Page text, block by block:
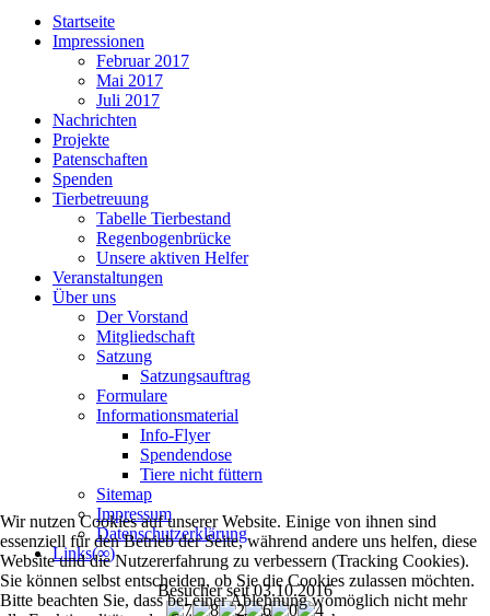
Startseite
Impressionen
Februar 2017
Mai 2017
Juli 2017
Nachrichten
Projekte
Patenschaften
Spenden
Tierbetreuung
Tabelle Tierbestand
Regenbogenbrücke
Unsere aktiven Helfer
Veranstaltungen
Über uns
Der Vorstand
Mitgliedschaft
Satzung
Satzungsauftrag
Formulare
Informationsmaterial
Info-Flyer
Spendendose
Tiere nicht füttern
Sitemap
Impressum
Datenschutzerklärung
Links(∞)
Besucher seit 03.10.2016
Wir nutzen Cookies auf unserer Website. Einige von ihnen sind
essenziell für den Betrieb der Seite, während andere uns helfen, diese
Website und die Nutzererfahrung zu verbessern (Tracking Cookies).
Sie können selbst entscheiden, ob Sie die Cookies zulassen möchten.
Bitte beachten Sie, dass bei einer Ablehnung womöglich nicht mehr